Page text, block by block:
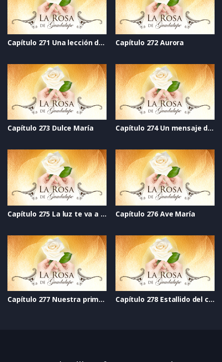
Capítulo 271 Una lección de vida Capítulo 272 Aurora
Capítulo 273 Dulce María Capítulo 274 Un mensaje de Guadalupe
Capítulo 275 La luz te va a salvar Capítulo 276 Ave María
Capítulo 277 Nuestra primera Navidad feliz Capítulo 278 Estallido del corazón